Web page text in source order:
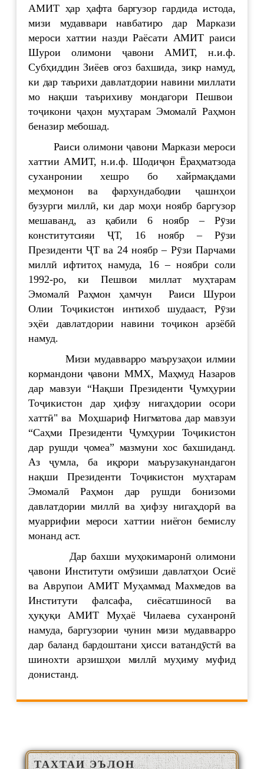
АМИТ ҳар ҳафта баргузор гардида истода,
мизи мудаввари навбатиро дар Маркази
мероси хаттии назди Раёсати АМИТ раиси
Шурои олимони ҷавони АМИТ, н.и.ф.
Субҳиддин Зиёев оғоз бахшида, зикр намуд,
ки дар таърихи давлатдории навини миллати
мо нақши таърихиву мондагори Пешвои
тоҷикони ҷаҳон муҳтарам Эмомалӣ Раҳмон
беназир мебошад.
Раиси олимони ҷавони Маркази мероси
хаттии АМИТ, н.и.ф. Шодиҷон Ёраҳматзода
суханронии хешро бо хайрмақдами
меҳмонон ва фархундабодии ҷашнҳои
бузурги миллӣ, ки дар моҳи ноябр баргузор
мешаванд, аз қабили 6 ноябр – Рӯзи
конститутсияи ҶТ, 16 ноябр – Рӯзи
Президенти ҶТ ва 24 ноябр – Рӯзи Парчами
миллӣ ифтитоҳ намуда, 16 – ноябри соли
1992-ро, ки Пешвои миллат муҳтарам
Эмомалӣ Раҳмон ҳамчун Раиси Шурои
Олии Тоҷикистон интихоб шудааст, Рӯзи
эҳёи давлатдории навини тоҷикон арзёбӣ
намуд.
Мизи мудавварро маърузаҳои илмии
кормандони ҷавони ММХ, Маҳмуд Назаров
дар мавзуи “Нақши Президенти Ҷумҳурии
Тоҷикистон дар ҳифзу нигаҳдории осори
хаттӣ" ва Моҳшариф Нигматова дар мавзуи
“Саҳми Президенти Ҷумҳурии Тоҷикистон
дар рушди ҷомеа” мазмуни хос бахшиданд.
Аз ҷумла, ба иқрори маърузакунандагон
нақши Президенти Тоҷикистон муҳтарам
Эмомалӣ Раҳмон дар рушди бонизоми
давлатдории миллӣ ва ҳифзу нигаҳдорӣ ва
муаррифии мероси хаттии ниёгон бемислу
монанд аст.
Дар бахши муҳокимаронӣ олимони
ҷавони Институти омӯзиши давлатҳои Осиё
ва Аврупои АМИТ Муҳаммад Махмедов ва
Институти фалсафа, сиёсатшиносӣ ва
ҳуқуқи АМИТ Муҳаё Чилаева суханронӣ
намуда, баргузории чунин мизи мудавварро
дар баланд бардоштани ҳисси ватандӯстӣ ва
шинохти арзишҳои миллӣ муҳиму муфид
донистанд.
ТАХТАИ ЭЪЛОН